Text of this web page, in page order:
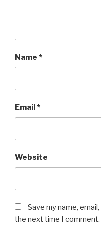
Name *
Email*
Website
Save my name,
the next time I comment.